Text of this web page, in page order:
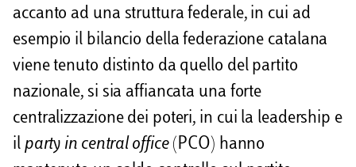
accanto ad una struttura federale, in cui ad
esempio il bilancio della federazione catalana
viene tenuto distinto da quello del partito
nazionale, si sia affiancata una forte
centralizzazione dei poteri, in cui la leadership e
il party in central office(PCO) hanno